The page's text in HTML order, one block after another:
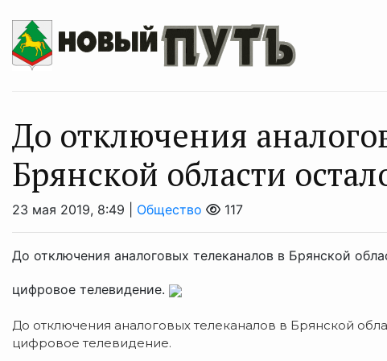
До отключения
Брянской области
23 мая 2019, 8:49 | Общество 117
До отключения аналоговых телеканалов в Брянской
цифровое телевидение.
До отключения аналоговых телеканалов в Брянской
цифровое телевидение.